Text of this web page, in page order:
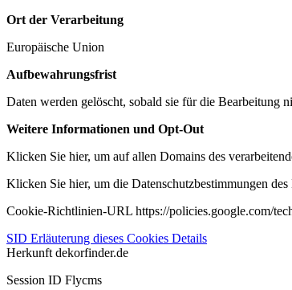
Ort der Verarbeitung
Europäische Union
Aufbewahrungsfrist
Daten werden gelöscht, sobald sie für die Bearbeitung
Weitere Informationen und Opt-Out
Klicken Sie hier, um auf allen Domains des
Klicken Sie hier, um die Datenschutzbestimmungen
Cookie-Richtlinien-URL https://policies.google.com/
SID Erläuterung dieses Cookies Details
Herkunft dekorfinder.de
Session ID Flycms